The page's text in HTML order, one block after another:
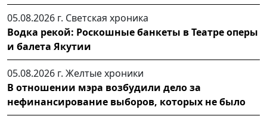
05.08.2026 г. Светская хроника
Водка рекой: Роскошные банкеты в Театре оперы
и балета Якутии
05.08.2026 г. Желтые хроники
В отношении мэра возбудили дело за
нефинансирование выборов, которых не было